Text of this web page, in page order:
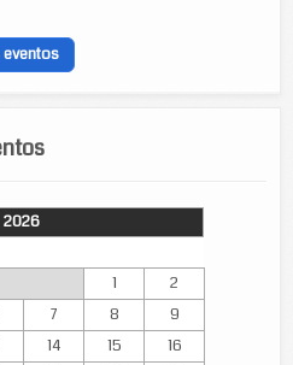
eventos
1
2
7 8
9
14 15
16